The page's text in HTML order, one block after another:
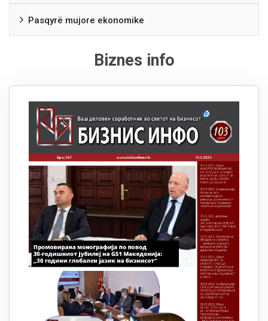
Pasqyrë mujore ekonomike
Biznes info